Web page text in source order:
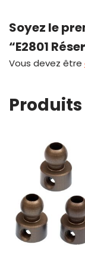
Soyez le
“E2801
Vous devez être